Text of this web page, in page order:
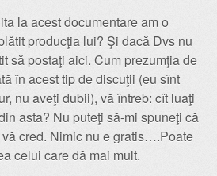
la acest documentare am o
producţia lui? Şi dacă Dvs nu
să postaţi aici. Cum prezumţia de
în acest tip de discuţii (eu sînt
nu aveţi dubii), vă întreb: cît luaţi
asta? Nu puteţi să-mi spuneţi că
cred. Nimic nu e gratis….Poate
celui care dă mai mult.